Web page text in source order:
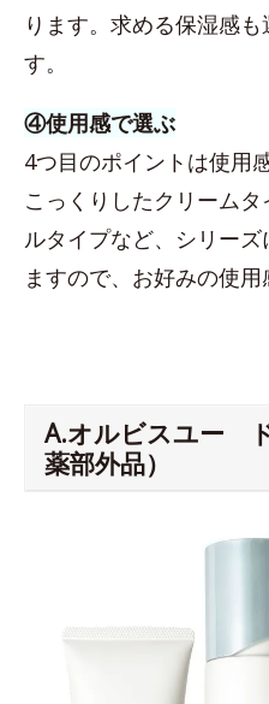
ります。求める保湿感
す。
④使用感で選ぶ
4つ目のポイントは使用
こっくりしたクリーム
ルタイプなど、シリー
ますので、お好みの使
A.オルビスユー
薬部外品）